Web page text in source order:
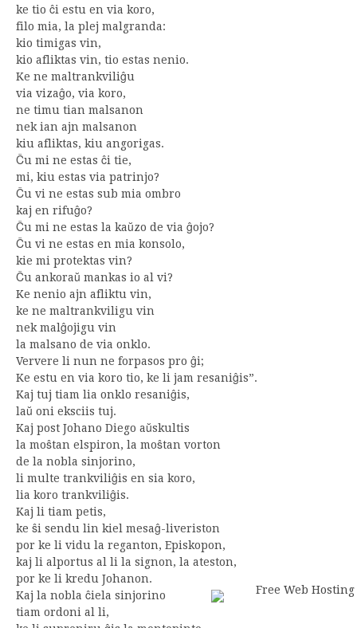
ke tio ĉi estu en via koro,
filo mia, la plej malgranda:
kio timigas vin,
kio afliktas vin, tio estas nenio.
Ke ne maltrankviliĝu
via vizaĝo, via koro,
ne timu tian malsanon
nek ian ajn malsanon
kiu afliktas, kiu angorigas.
Ĉu mi ne estas ĉi tie,
mi, kiu estas via patrinjo?
Ĉu vi ne estas sub mia ombro
kaj en rifuĝo?
Ĉu mi ne estas la kaŭzo de via ĝojo?
Ĉu vi ne estas en mia konsolo,
kie mi protektas vin?
Ĉu ankoraŭ mankas io al vi?
Ke nenio ajn afliktu vin,
ke ne maltrankviligu vin
nek malĝojigu vin
la malsano de via onklo.
Ververe li nun ne forpasos pro ĝi;
Ke estu en via koro tio, ke li jam resaniĝis”.
Kaj tuj tiam lia onklo resaniĝis,
laŭ oni eksciis tuj.
Kaj post Johano Diego aŭskultis
la moŝtan elspiron, la moŝtan vorton
de la nobla sinjorino,
li multe trankviliĝis en sia koro,
lia koro trankviliĝis.
Kaj li tiam petis,
ke ŝi sendu lin kiel mesaĝ-liveriston
por ke li vidu la reganton, Episkopon,
kaj li alportus al li la signon, la ateston,
por ke li kredu Johanon.
Kaj la nobla ĉiela sinjorino
tiam ordoni al li,